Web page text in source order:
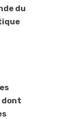
du
dont